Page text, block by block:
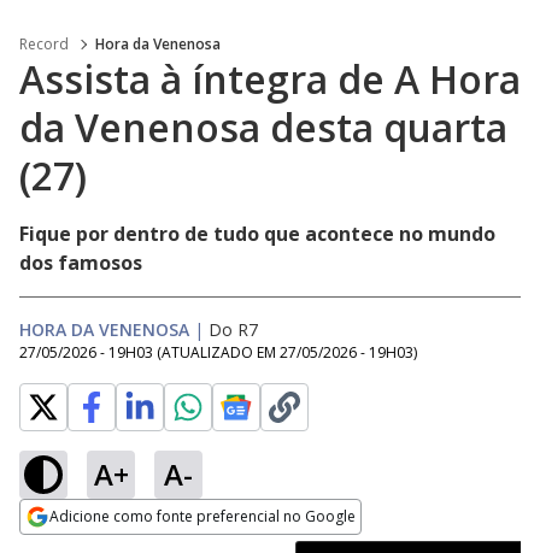
Record Hora da Venenosa
Assista à íntegra de A Hora
da Venenosa desta quarta
(27)
Fique por dentro de tudo que acontece no mundo
dos famosos
HORA DA VENENOSA | Do R7
27/05/2026 - 19H03 (ATUALIZADO EM 27/05/2026 - 19H03)
A+ A-
Adicione como fonte preferencial no Google
Ativar
Loaded:
4.30%